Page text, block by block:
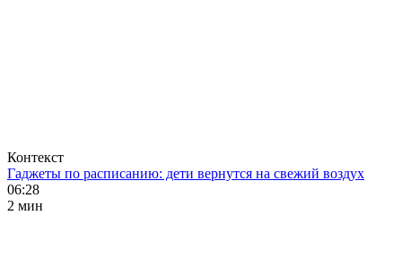
Контекст
Гаджеты по расписанию: дети вернутся на свежий воздух
06:28
2 мин